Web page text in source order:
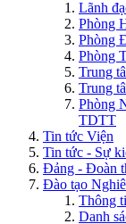
Lãnh
Phòng
Phòng
Phòng
Trung
Trung
Phòng
TDTT
Tin tức Viện
Tin tức - Sự
Đảng - Đoàn
Đào tạo
Thông
Danh